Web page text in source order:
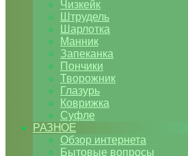
Чизкейк
Штрудель
Шарлотка
Манник
Запеканка
Пончики
Творожник
Глазурь
Коврижка
Суфле
РАЗНОЕ
Обзор интернета
Бытовые вопросы